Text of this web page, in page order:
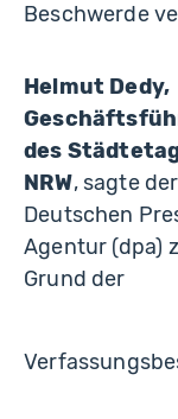
Beschwerde
Helmut Dedy,
des
NRW, sagte der
Deutschen
Agentur (dpa)
Grund der